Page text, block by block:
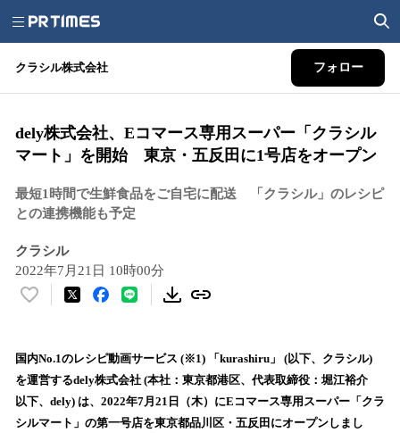
クラシル株式会社 フォロー
dely株式会社、Eコマース専用スーパー「クラシル
マート」を開始 東京・五反田に1号店をオープン
最短1時間で生鮮食品をご自宅に配送 「クラシル」のレシピ
との連携機能も予定
クラシル
2022年7月21日 10時00分
い
！
数
を
読
国内No.1のレシピ動画サービス (※1) 「kurashiru」 (以下、クラシル)
を運営するdely株式会社 (本社：東京都港区、代表取締役：堀江裕介
以下、dely) は、2022年7月21日（木）にEコマース専用スーパー「クラ
シルマート」の第一号店を東京都品川区・五反田にオープンしまし